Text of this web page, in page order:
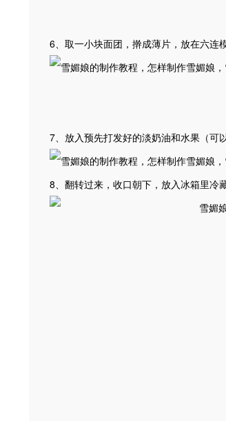
6、取一小块面团，擀成薄片，放在六连模
7、放入预先打发好的淡奶油和水果（可
8、翻转过来，收口朝下，放入冰箱里冷